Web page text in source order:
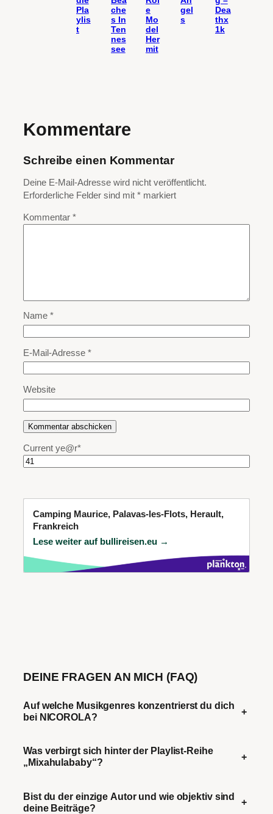
Pla
ylis
t
che
s In
Ten
nes
see
e
Mo
del
Her
mit
gel
s
Dea
thx
1k
Kommentare
Schreibe einen Kommentar
Deine E-Mail-Adresse wird nicht veröffentlicht.
Erforderliche Felder sind mit * markiert
Kommentar *
Name *
E-Mail-Adresse *
Website
Current ye@r*
Camping Maurice, Palavas-les-Flots, Herault,
Frankreich
Lese weiter auf bullireisen.eu →
DEINE FRAGEN AN MICH (FAQ)
Auf welche Musikgenres konzentrierst du dich
bei NICOROLA?
+
Was verbirgt sich hinter der Playlist-Reihe
„Mixahulababy“?
+
Bist du der einzige Autor und wie objektiv sind
deine Beiträge?
+